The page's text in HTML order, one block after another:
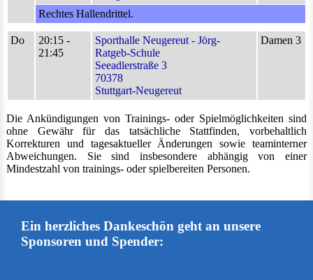
Rechtes Hallendrittel.
Do
20:15 -
21:45
Sporthalle Neugereut - Jörg-
Ratgeb-Schule
Seeadlerstraße 3
70378
Stuttgart-Neugereut
Damen 3
Die Ankündigungen von Trainings- oder Spielmöglichkeiten sind
ohne Gewähr für das tatsächliche Stattfinden, vorbehaltlich
Korrekturen und tagesaktueller Änderungen sowie teaminterner
Abweichungen. Sie sind insbesondere abhängig von einer
Mindestzahl von trainings- oder spielbereiten Personen.
Ein herzliches Dankeschön geht an unsere
Sponsoren und Spender: